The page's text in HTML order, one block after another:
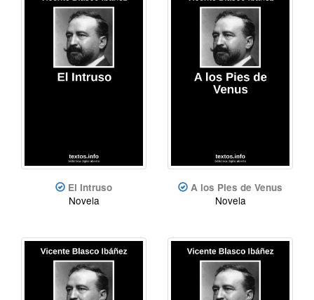
El Intruso
Novela
A los Pies de Venus
Novela